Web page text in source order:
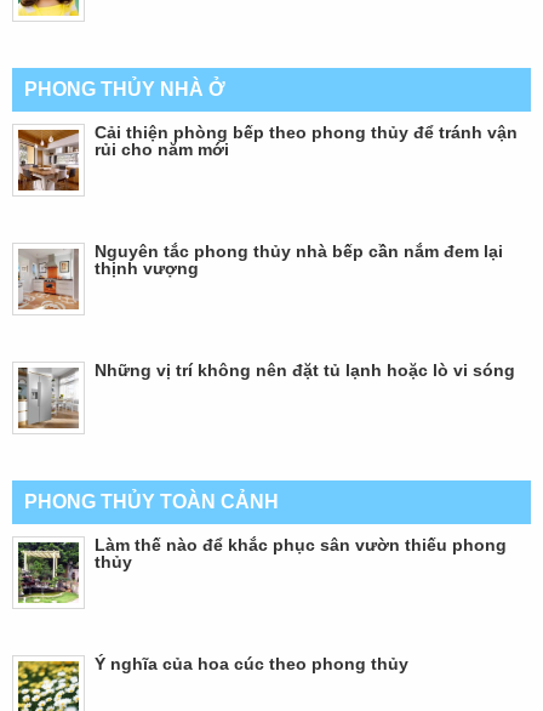
PHONG THỦY NHÀ Ở
Cải thiện phòng bếp theo phong thủy để tránh vận
rủi cho năm mới
Nguyên tắc phong thủy nhà bếp cần nắm đem lại
thịnh vượng
Những vị trí không nên đặt tủ lạnh hoặc lò vi sóng
PHONG THỦY TOÀN CẢNH
Làm thế nào để khắc phục sân vườn thiếu phong
thủy
Ý nghĩa của hoa cúc theo phong thủy